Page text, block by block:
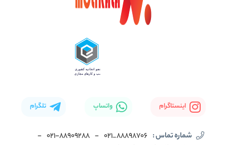
اینستاگرام واتساپ تلگرام
شماره تماس : 88898706_021
- ۰۲۱-۸۸۹۰۹۲۸۸ -